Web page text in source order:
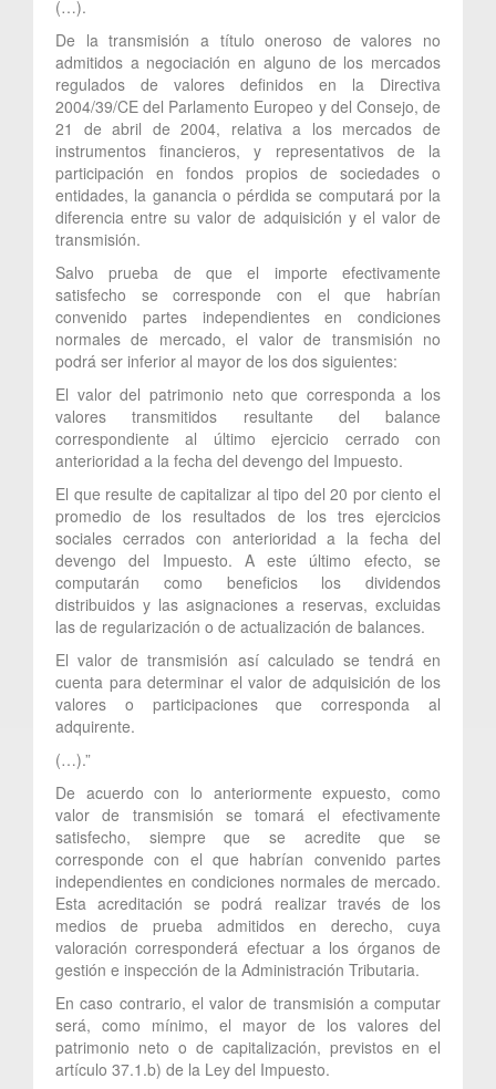
(…).
De la transmisión a título oneroso de valores no
admitidos a negociación en alguno de los mercados
regulados de valores definidos en la Directiva
2004/39/CE del Parlamento Europeo y del Consejo, de
21 de abril de 2004, relativa a los mercados de
instrumentos financieros, y representativos de la
participación en fondos propios de sociedades o
entidades, la ganancia o pérdida se computará por la
diferencia entre su valor de adquisición y el valor de
transmisión.
Salvo prueba de que el importe efectivamente
satisfecho se corresponde con el que habrían
convenido partes independientes en condiciones
normales de mercado, el valor de transmisión no
podrá ser inferior al mayor de los dos siguientes:
El valor del patrimonio neto que corresponda a los
valores transmitidos resultante del balance
correspondiente al último ejercicio cerrado con
anterioridad a la fecha del devengo del Impuesto.
El que resulte de capitalizar al tipo del 20 por ciento el
promedio de los resultados de los tres ejercicios
sociales cerrados con anterioridad a la fecha del
devengo del Impuesto. A este último efecto, se
computarán como beneficios los dividendos
distribuidos y las asignaciones a reservas, excluidas
las de regularización o de actualización de balances.
El valor de transmisión así calculado se tendrá en
cuenta para determinar el valor de adquisición de los
valores o participaciones que corresponda al
adquirente.
(…).”
De acuerdo con lo anteriormente expuesto, como
valor de transmisión se tomará el efectivamente
satisfecho, siempre que se acredite que se
corresponde con el que habrían convenido partes
independientes en condiciones normales de mercado.
Esta acreditación se podrá realizar través de los
medios de prueba admitidos en derecho, cuya
valoración corresponderá efectuar a los órganos de
gestión e inspección de la Administración Tributaria.
En caso contrario, el valor de transmisión a computar
será, como mínimo, el mayor de los valores del
patrimonio neto o de capitalización, previstos en el
artículo 37.1.b) de la Ley del Impuesto.